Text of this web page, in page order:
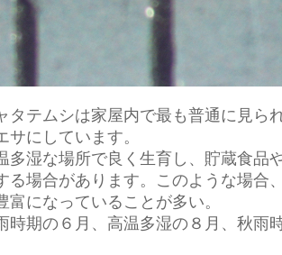
タテムシは家屋内で最も普通に見ら
サにしています。
多湿な場所で良く生育し、貯蔵食品
る場合があります。このような場合
富になっていることが多い。
時期の６月、高温多湿の８月、秋雨